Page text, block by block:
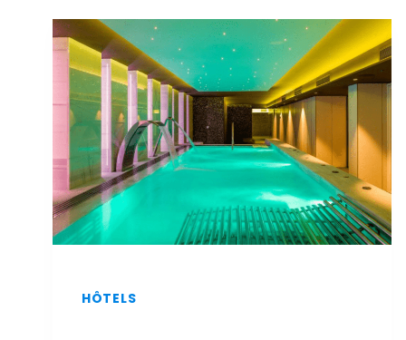
SALOU
TOP
2026
HÔTELS